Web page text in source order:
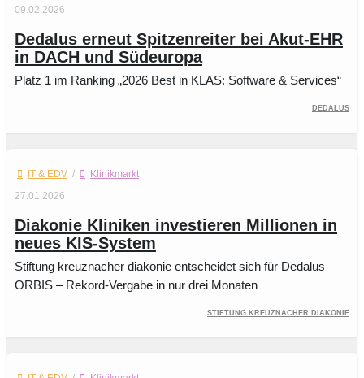
09.02.2026
Dedalus erneut Spitzenreiter bei Akut-EHR
in DACH und Südeuropa
Platz 1 im Ranking „2026 Best in KLAS: Software & Services“
Dedalus
IT & EDV /
Klinikmarkt
27.01.2026
Diakonie Kliniken investieren Millionen in
neues KIS-System
Stiftung kreuznacher diakonie entscheidet sich für Dedalus
ORBIS – Rekord-Vergabe in nur drei Monaten
Stiftung kreuznacher diakonie